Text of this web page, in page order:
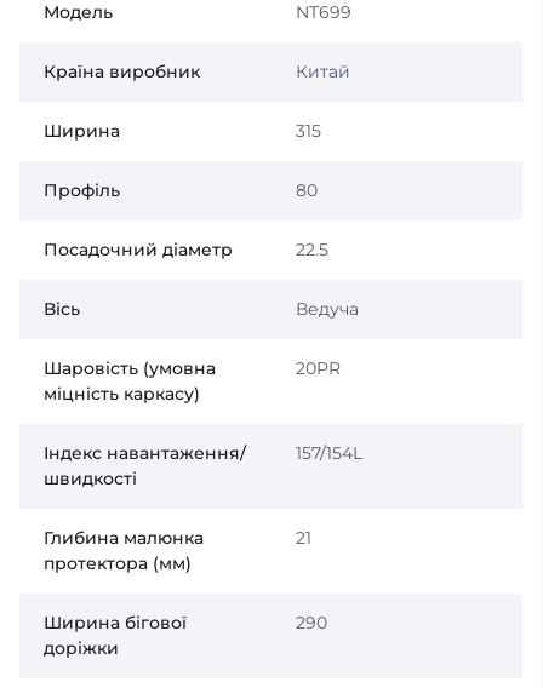
Модель NT699
Країна виробник Китай
Ширина 315
Профіль 80
Посадочний діаметр 22.5
Вісь Ведуча
Шаровість (умовна
міцність каркасу)
20PR
Індекс навантаження/
швидкості
157/154L
Глибина малюнка
протектора (мм)
21
Ширина бігової
доріжки
290